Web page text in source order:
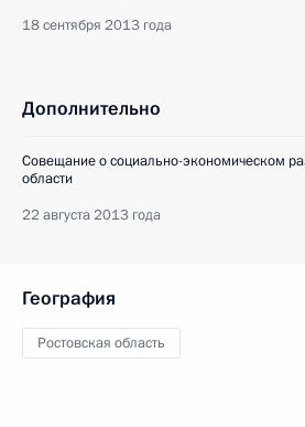
18 сентября 2013 года
Дополнительно
Совещание о социально-экономическом
области
22 августа 2013 года
География
Ростовская область